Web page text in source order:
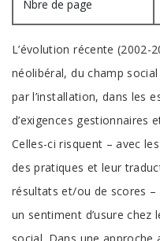
Nbre de page
L’évolution récente (2002-
néolibéral, du champ
par l’installation, dans les
d’exigences gestionnaires
Celles-ci risquent – avec
des pratiques et leur
résultats et/ou de scores –
un sentiment d’usure